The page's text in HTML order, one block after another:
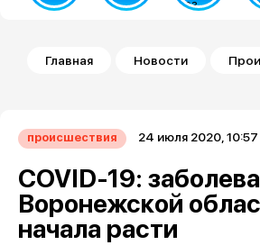
Строка навигации
Главная Новости
происшествия 24 июля 2020, 10:57
COVID-19:
Воронежской
начала расти